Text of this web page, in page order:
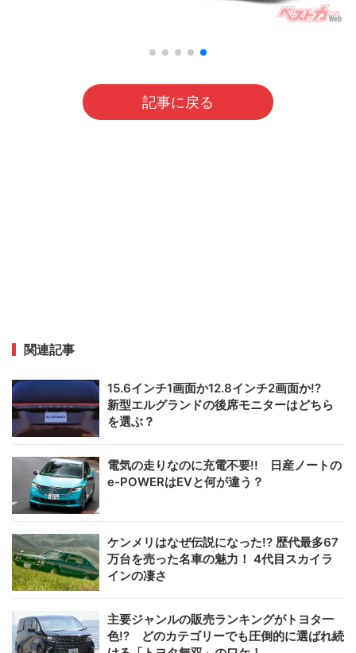
記事に戻る
関連記事
15.6インチ1画面か12.8インチ2画面か!?
新型エルグランドの後席モニターはどちら
を選ぶ？
電気の走りなのに充電不要!! 日産ノートの
e-POWERはEVと何が違う？
ケンメリはなぜ伝説になった!? 歴代最多67
万台を売った名車の魅力！ 4代目スカイラ
インの凄さ
主要ジャンルの販売ランキングがトヨタ一
色!? どのカテゴリーでも圧倒的に選ばれ続